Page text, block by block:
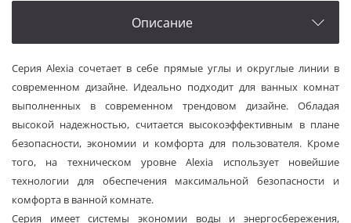
Описание
Серия Alexia сочетает в себе прямые углы и округлые линии в
современном дизайне. Идеально подходит для ванных комнат
выполненных в современном трендовом дизайне. Обладая
высокой надежностью, считается высокоэффективным в плане
безопасности, экономии и комфорта для пользователя. Кроме
того, на техническом уровне Alexia использует новейшие
технологии для обеспечения максимальной безопасности и
комфорта в ванной комнате.
Серия имеет системы экономии воды и энергосбережения,